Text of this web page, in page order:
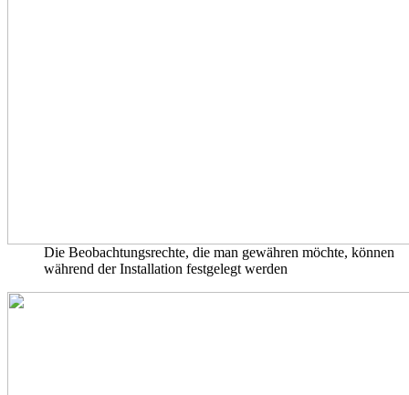
Die Beobachtungsrechte, die man gewähren möchte, können
während der Installation festgelegt werden